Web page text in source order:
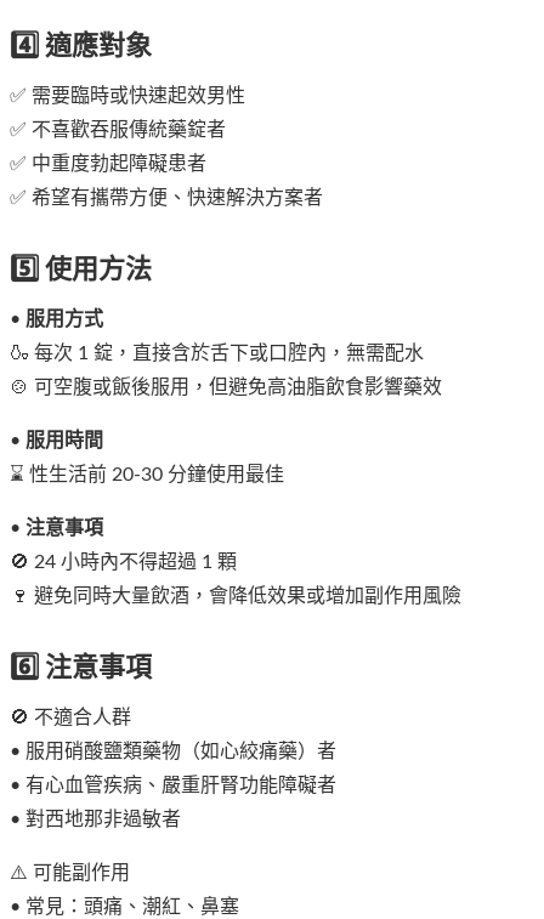
4️⃣ 適應對象
✅ 需要臨時或快速起效男性
✅ 不喜歡吞服傳統藥錠者
✅ 中重度勃起障礙患者
✅ 希望有攜帶方便、快速解決方案者
5️⃣ 使用方法
• 服用方式
🍶 每次 1 錠，直接含於舌下或口腔內，無需配水
🍲 可空腹或飯後服用，但避免高油脂飲食影響藥效
• 服用時間
⌛ 性生活前 20-30 分鐘使用最佳
• 注意事項
🚫 24 小時內不得超過 1 顆
🍷 避免同時大量飲酒，會降低效果或增加副作用風險
6️⃣ 注意事項
🚫 不適合人群
• 服用硝酸鹽類藥物（如心絞痛藥）者
• 有心血管疾病、嚴重肝腎功能障礙者
• 對西地那非過敏者
⚠️ 可能副作用
• 常見：頭痛、潮紅、鼻塞